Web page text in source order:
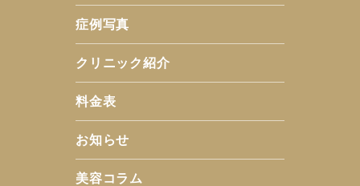
症例写真
クリニック紹介
料金表
お知らせ
美容コラム